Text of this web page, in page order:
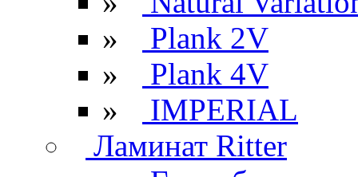
»
Plank 2V
»
Plank 4V
»
IMPERIAL
Ламинат Ritter